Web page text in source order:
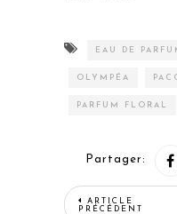
EAU DE
OLYMPÉA
PARFUM FLORAL
Partager:
ARTICLE
PRÉCÉDENT